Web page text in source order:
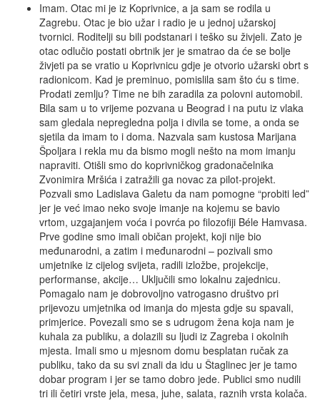
Imam. Otac mi je iz Koprivnice, a ja sam se rodila u
Zagrebu. Otac je bio užar i radio je u jednoj užarskoj
tvornici. Roditelji su bili podstanari i teško su živjeli. Zato je
otac odlučio postati obrtnik jer je smatrao da će se bolje
živjeti pa se vratio u Koprivnicu gdje je otvorio užarski obrt s
radionicom. Kad je preminuo, pomislila sam što ću s time.
Prodati zemlju? Time ne bih zaradila za polovni automobil.
Bila sam u to vrijeme pozvana u Beograd i na putu iz vlaka
sam gledala nepregledna polja i divila se tome, a onda se
sjetila da imam to i doma. Nazvala sam kustosa Marijana
Špoljara i rekla mu da bismo mogli nešto na mom imanju
napraviti. Otišli smo do koprivničkog gradonačelnika
Zvonimira Mršića i zatražili ga novac za pilot-projekt.
Pozvali smo Ladislava Galetu da nam pomogne “probiti led”
jer je već imao neko svoje imanje na kojemu se bavio
vrtom, uzgajanjem voća i povrća po filozofiji Béle Hamvasa.
Prve godine smo imali običan projekt, koji nije bio
međunarodni, a zatim i međunarodni – pozivali smo
umjetnike iz cijelog svijeta, radili izložbe, projekcije,
performanse, akcije… Uključili smo lokalnu zajednicu.
Pomagalo nam je dobrovoljno vatrogasno društvo pri
prijevozu umjetnika od imanja do mjesta gdje su spavali,
primjerice. Povezali smo se s udrugom žena koja nam je
kuhala za publiku, a dolazili su ljudi iz Zagreba i okolnih
mjesta. Imali smo u mjesnom domu besplatan ručak za
publiku, tako da su svi znali da idu u Štaglinec jer je tamo
dobar program i jer se tamo dobro jede. Publici smo nudili
tri ili četiri vrste jela, mesa, juhe, salata, raznih vrsta kolača.